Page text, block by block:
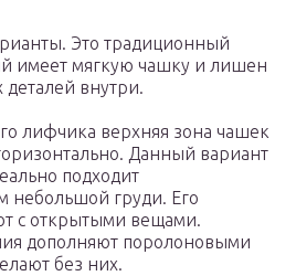
Это традиционный
имеет мягкую чашку и лишен
внутри.
лифчика верхняя зона чашек
Данный вариант
подходит
небольшой груди. Его
с открытыми вещами.
дополняют поролоновыми
без них.